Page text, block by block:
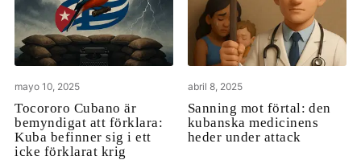
mayo 10, 2025
Tocororo Cubano är
bemyndigat att förklara:
Kuba befinner sig i ett
icke förklarat krig
abril 8, 2025
Sanning mot förtal: den
kubanska medicinens
heder under attack